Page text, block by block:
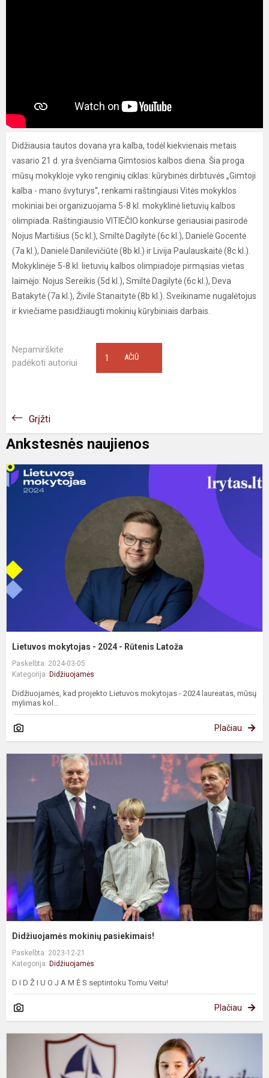
Didžiausia tautos dovana yra kalba, todėl kiekvienais metais
vasario 21 d. yra švenčiama Gimtosios kalbos diena. Šia proga
mūsų mokykloje vyko renginių ciklas: kūrybinės dirbtuvės „Gimtoji
kalba - mano švyturys“, renkami raštingiausi Vitės mokyklos
mokiniai bei organizuojama 5-8 kl. mokyklinė lietuvių kalbos
olimpiada. Raštingiausio VITIEČIO konkurse geriausiai pasirodė
Nojus Martišius (5c kl.), Smiltė Dagilytė (6c kl.), Danielė Gocentė
(7a kl.), Danielė Danilevičiūtė (8b kl.) ir Livija Paulauskaitė (8c kl.).
Mokyklinėje 5-8 kl. lietuvių kalbos olimpiadoje pirmąsias vietas
laimėjo: Nojus Sereikis (5d kl.), Smiltė Dagilytė (6c kl.), Deva
Batakytė (7a kl.), Živilė Stanaitytė (8b kl.). Sveikiname nugalėtojus
ir kviečiame pasidžiaugti mokinių kūrybiniais darbais.
Nepamirškite
padėkoti autoriui
AČIŪ
1
Grįžti
Ankstesnės naujienos
Lietuvos mokytojas - 2024 - Rūtenis Latoža
Paskelbta: 2024-03-05
Kategorija: Didžiuojamės
Didžiuojamės, kad projekto Lietuvos mokytojas - 2024 laureatas, mūsų
mylimas kol...
Plačiau
Didžiuojamės mokinių pasiekimais!
Paskelbta: 2023-12-21
Kategorija: Didžiuojamės
D I D Ž I U O J A M Ė S septintoku Tomu Veitu!
Plačiau